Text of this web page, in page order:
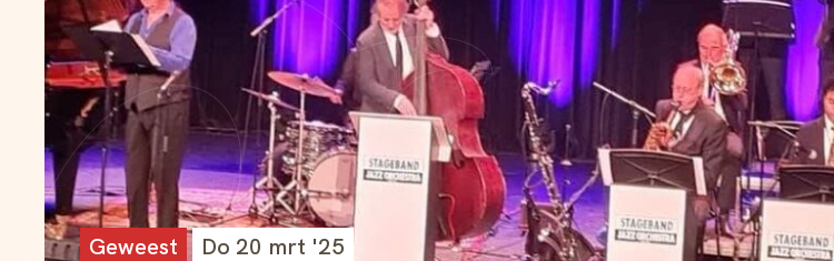
Geweest Do 20 mrt '25